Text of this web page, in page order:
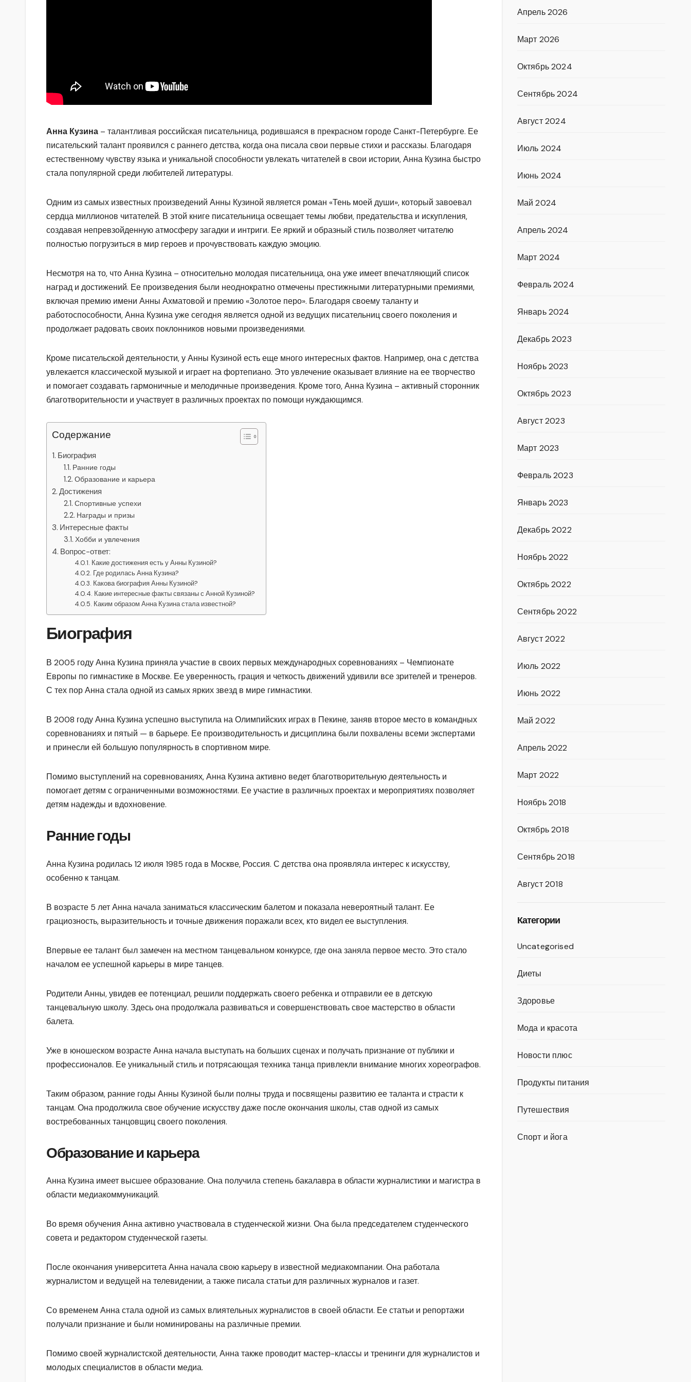
Анна Кузина – талантливая российская писательница, родившаяся в прекрасном городе Санкт-Петербурге. Ее
писательский талант проявился с раннего детства, когда она писала свои первые стихи и рассказы. Благодаря
естественному чувству языка и уникальной способности увлекать читателей в свои истории, Анна Кузина быстро
стала популярной среди любителей литературы.
Одним из самых известных произведений Анны Кузиной является роман «Тень моей души», который завоевал
сердца миллионов читателей. В этой книге писательница освещает темы любви, предательства и искупления,
создавая непревзойденную атмосферу загадки и интриги. Ее яркий и образный стиль позволяет читателю
полностью погрузиться в мир героев и прочувствовать каждую эмоцию.
Несмотря на то, что Анна Кузина – относительно молодая писательница, она уже имеет впечатляющий список
наград и достижений. Ее произведения были неоднократно отмечены престижными литературными премиями,
включая премию имени Анны Ахматовой и премию «Золотое перо». Благодаря своему таланту и
работоспособности, Анна Кузина уже сегодня является одной из ведущих писательниц своего поколения и
продолжает радовать своих поклонников новыми произведениями.
Кроме писательской деятельности, у Анны Кузиной есть еще много интересных фактов. Например, она с детства
увлекается классической музыкой и играет на фортепиано. Это увлечение оказывает влияние на ее творчество
и помогает создавать гармоничные и мелодичные произведения. Кроме того, Анна Кузина – активный сторонник
благотворительности и участвует в различных проектах по помощи нуждающимся.
Содержание
Биография
Ранние годы
Образование и карьера
Достижения
Спортивные успехи
Награды и призы
Интересные факты
Хобби и увлечения
Вопрос-ответ:
Какие достижения есть у Анны Кузиной?
Где родилась Анна Кузина?
Какова биография Анны Кузиной?
Какие интересные факты связаны с Анной Кузиной?
Каким образом Анна Кузина стала известной?
Биография
В 2005 году Анна Кузина приняла участие в своих первых международных соревнованиях – Чемпионате
Европы по гимнастике в Москве. Ее уверенность, грация и четкость движений удивили все зрителей и тренеров.
С тех пор Анна стала одной из самых ярких звезд в мире гимнастики.
В 2008 году Анна Кузина успешно выступила на Олимпийских играх в Пекине, заняв второе место в командных
соревнованиях и пятый — в барьере. Ее производительность и дисциплина были похвалены всеми экспертами
и принесли ей большую популярность в спортивном мире.
Помимо выступлений на соревнованиях, Анна Кузина активно ведет благотворительную деятельность и
помогает детям с ограниченными возможностями. Ее участие в различных проектах и мероприятиях позволяет
детям надежды и вдохновение.
Ранние годы
Анна Кузина родилась 12 июля 1985 года в Москве, Россия. С детства она проявляла интерес к искусству,
особенно к танцам.
В возрасте 5 лет Анна начала заниматься классическим балетом и показала невероятный талант. Ее
грациозность, выразительность и точные движения поражали всех, кто видел ее выступления.
Впервые ее талант был замечен на местном танцевальном конкурсе, где она заняла первое место. Это стало
началом ее успешной карьеры в мире танцев.
Родители Анны, увидев ее потенциал, решили поддержать своего ребенка и отправили ее в детскую
танцевальную школу. Здесь она продолжала развиваться и совершенствовать свое мастерство в области
балета.
Уже в юношеском возрасте Анна начала выступать на больших сценах и получать признание от публики и
профессионалов. Ее уникальный стиль и потрясающая техника танца привлекли внимание многих хореографов.
Таким образом, ранние годы Анны Кузиной были полны труда и посвящены развитию ее таланта и страсти к
танцам. Она продолжила свое обучение искусству даже после окончания школы, став одной из самых
востребованных танцовщиц своего поколения.
Образование и карьера
Анна Кузина имеет высшее образование. Она получила степень бакалавра в области журналистики и магистра в
области медиакоммуникаций.
Во время обучения Анна активно участвовала в студенческой жизни. Она была председателем студенческого
совета и редактором студенческой газеты.
После окончания университета Анна начала свою карьеру в известной медиакомпании. Она работала
журналистом и ведущей на телевидении, а также писала статьи для различных журналов и газет.
Со временем Анна стала одной из самых влиятельных журналистов в своей области. Ее статьи и репортажи
получали признание и были номинированы на различные премии.
Помимо своей журналистской деятельности, Анна также проводит мастер-классы и тренинги для журналистов и
молодых специалистов в области медиа.
Апрель 2026
Март 2026
Октябрь 2024
Сентябрь 2024
Август 2024
Июль 2024
Июнь 2024
Май 2024
Апрель 2024
Март 2024
Февраль 2024
Январь 2024
Декабрь 2023
Ноябрь 2023
Октябрь 2023
Август 2023
Март 2023
Февраль 2023
Январь 2023
Декабрь 2022
Ноябрь 2022
Октябрь 2022
Сентябрь 2022
Август 2022
Июль 2022
Июнь 2022
Май 2022
Апрель 2022
Март 2022
Ноябрь 2018
Октябрь 2018
Сентябрь 2018
Август 2018
Категории
Uncategorised
Диеты
Здоровье
Мода и красота
Новости плюс
Продукты питания
Путешествия
Спорт и йога